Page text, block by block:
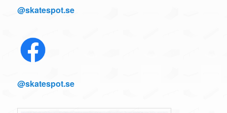
@skatespot.se
@skatespot.se